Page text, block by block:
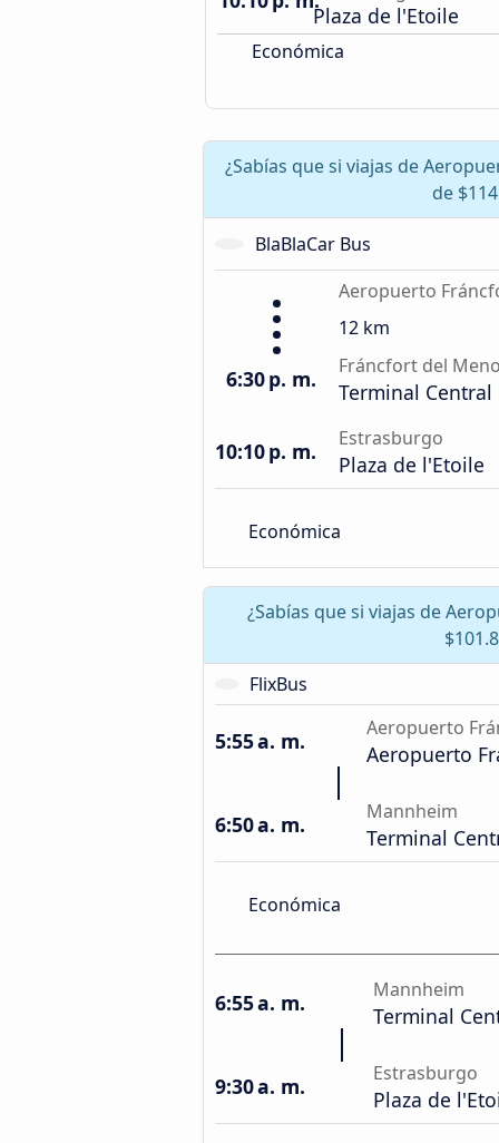
Plaza de l'Etoile
Económica
¿Sabías que si viajas de
de
BlaBlaCar Bus
Aeropuerto
12 km
6:30 p. m. Fráncfort del
Terminal
10:10 p. m. Estrasburgo
Plaza de l'Etoile
Económica
¿Sabías que si viajas de
FlixBus
5:55 a. m. Aeropuerto
Aeropuerto
6:50 a. m. Mannheim
Terminal
Económica
6:55 a. m. Mannheim
Terminal
9:30 a. m. Estrasburgo
Plaza de